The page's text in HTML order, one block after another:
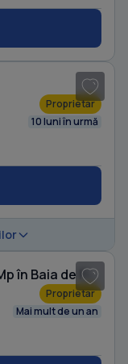
Proprietar
10 luni în urmă
Casă cu 4 camere cu Teren 1300 Mp în Baia de Fier
Proprietar
Mai mult de un an